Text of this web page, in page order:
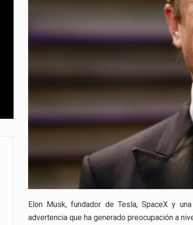
Elon Musk, fundador de Tesla, SpaceX y
advertencia que ha generado preocupación a